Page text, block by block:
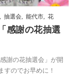
抽選会 能代市 花
感謝の花抽選
謝の花抽選会」が開
のでお早めに！